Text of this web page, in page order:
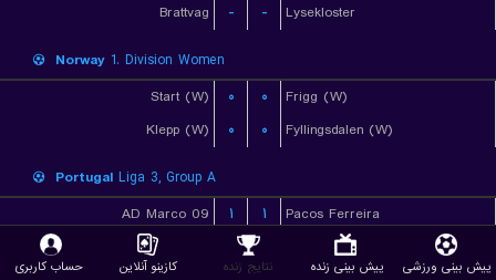
Brattvag
- - Lysekloster
Norway 1. Division Women
Start (W)
۰ ۰
Frigg (W)
Klepp (W)
۰ ۰ Fyllingsdalen (W)
Portugal Liga 3, Group A
AD Marco 09
۱ ۱
Pacos Ferreira
SC Vianense
پیش بینی ورزشی پیش بینی زنده نتایج زنده کازینو آنلاین حساب کاربری